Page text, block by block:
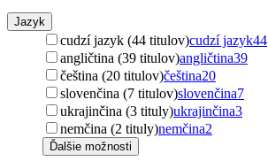
Jazyk
cudzí jazyk (44 titulov)cudzí jazyk44
angličtina (39 titulov)angličtina39
čeština (20 titulov)čeština20
slovenčina (7 titulov)slovenčina7
ukrajinčina (3 tituly)ukrajinčina3
nemčina (2 tituly)nemčina2
Ďalšie možnosti